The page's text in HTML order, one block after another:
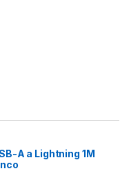
A a Lightning 1M